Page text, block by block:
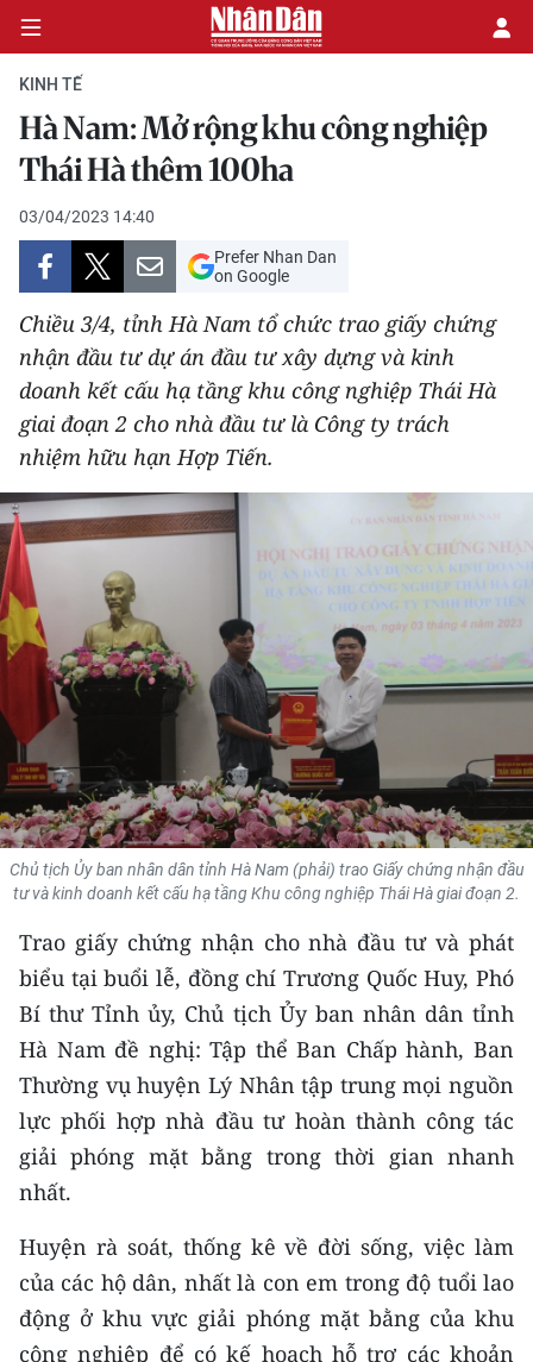
CHÍNH TRỊ
KINH TẾ
VĂN HÓA
XÃ HỘI
PHÁP LUẬT
DU LỊCH
THẾ GIỚI
THỂ THAO
GIÁO DỤC
Y TẾ
KHOA HỌC - CÔNG NGHỆ
MÔI TRƯỜNG
BẠN ĐỌC
KIỂM CHỨNG THÔNG TIN
TRI THỨC CHUYÊN SÂU
54 DÂN TỘC VIỆT NAM
CHƯƠNG TRÌNH OCOP - MỖI XÃ
MỘT SẢN PHẨM
RADIO
MEDIA CENTER
E-Magazine
Video
KINH TẾ
Hà Nam: Mở rộng khu công nghiệp
Thái Hà thêm 100ha
03/04/2023 14:40
Prefer Nhan Dan
on Google
Chiều 3/4, tỉnh Hà Nam tổ chức trao giấy chứng
nhận đầu tư dự án đầu tư xây dựng và kinh
doanh kết cấu hạ tầng khu công nghiệp Thái Hà
giai đoạn 2 cho nhà đầu tư là Công ty trách
nhiệm hữu hạn Hợp Tiến.
Chủ tịch Ủy ban nhân dân tỉnh Hà Nam (phải) trao Giấy chứng nhận đầu
tư và kinh doanh kết cấu hạ tầng Khu công nghiệp Thái Hà giai đoạn 2.
Trao giấy chứng nhận cho nhà đầu tư và phát
biểu tại buổi lễ, đồng chí Trương Quốc Huy, Phó
Bí thư Tỉnh ủy, Chủ tịch Ủy ban nhân dân tỉnh
Hà Nam đề nghị: Tập thể Ban Chấp hành, Ban
Thường vụ huyện Lý Nhân tập trung mọi nguồn
lực phối hợp nhà đầu tư hoàn thành công tác
giải phóng mặt bằng trong thời gian nhanh
nhất.
Huyện rà soát, thống kê về đời sống, việc làm
của các hộ dân, nhất là con em trong độ tuổi lao
động ở khu vực giải phóng mặt bằng của khu
công nghiệp để có kế hoạch hỗ trợ các khoản